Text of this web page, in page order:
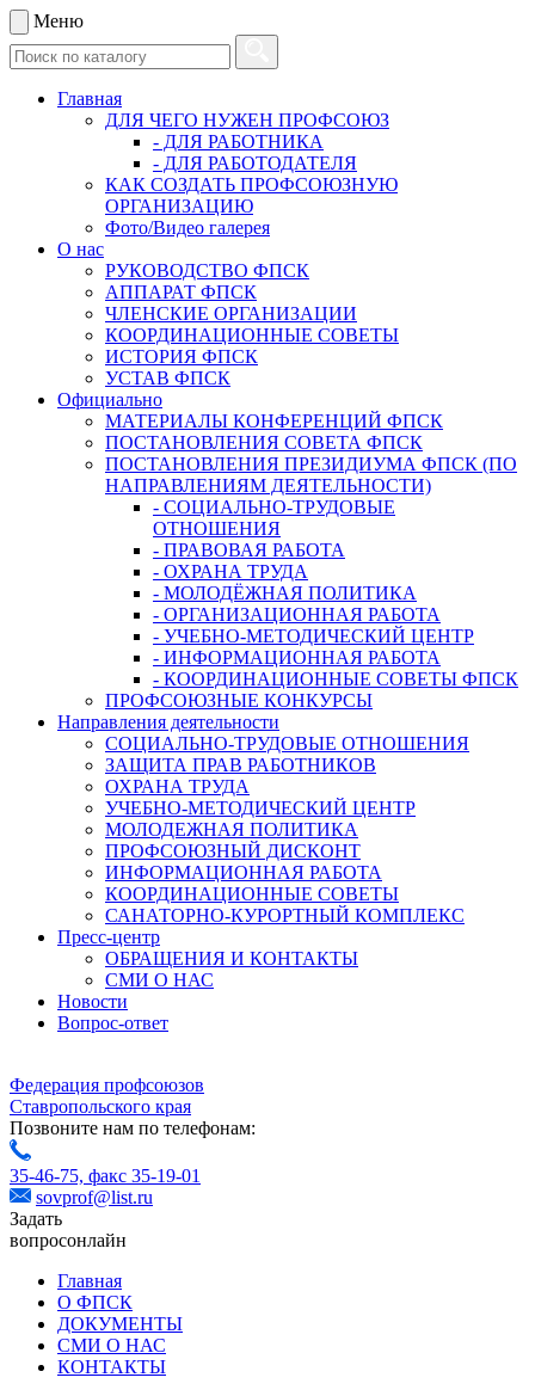
Меню
Главная
ДЛЯ ЧЕГО НУЖЕН ПРОФСОЮЗ
- ДЛЯ РАБОТНИКА
- ДЛЯ РАБОТОДАТЕЛЯ
КАК СОЗДАТЬ ПРОФСОЮЗНУЮ
ОРГАНИЗАЦИЮ
Фото/Видео галерея
О нас
РУКОВОДСТВО ФПСК
АППАРАТ ФПСК
ЧЛЕНСКИЕ ОРГАНИЗАЦИИ
КООРДИНАЦИОННЫЕ СОВЕТЫ
ИСТОРИЯ ФПСК
УСТАВ ФПСК
Официально
МАТЕРИАЛЫ КОНФЕРЕНЦИЙ ФПСК
ПОСТАНОВЛЕНИЯ СОВЕТА ФПСК
ПОСТАНОВЛЕНИЯ ПРЕЗИДИУМА ФПСК (ПО
НАПРАВЛЕНИЯМ ДЕЯТЕЛЬНОСТИ)
- СОЦИАЛЬНО-ТРУДОВЫЕ
ОТНОШЕНИЯ
- ПРАВОВАЯ РАБОТА
- ОХРАНА ТРУДА
- МОЛОДЁЖНАЯ ПОЛИТИКА
- ОРГАНИЗАЦИОННАЯ РАБОТА
- УЧЕБНО-МЕТОДИЧЕСКИЙ ЦЕНТР
- ИНФОРМАЦИОННАЯ РАБОТА
- КООРДИНАЦИОННЫЕ СОВЕТЫ ФПСК
ПРОФСОЮЗНЫЕ КОНКУРСЫ
Направления деятельности
СОЦИАЛЬНО-ТРУДОВЫЕ ОТНОШЕНИЯ
ЗАЩИТА ПРАВ РАБОТНИКОВ
ОХРАНА ТРУДА
УЧЕБНО-МЕТОДИЧЕСКИЙ ЦЕНТР
МОЛОДЕЖНАЯ ПОЛИТИКА
ПРОФСОЮЗНЫЙ ДИСКОНТ
ИНФОРМАЦИОННАЯ РАБОТА
КООРДИНАЦИОННЫЕ СОВЕТЫ
САНАТОРНО-КУРОРТНЫЙ КОМПЛЕКС
Пресс-центр
ОБРАЩЕНИЯ И КОНТАКТЫ
СМИ О НАС
Новости
Вопрос-ответ
Федерация профсоюзов
Ставропольского края
Позвоните нам по телефонам:
35-46-75, факс 35-19-01
sovprof@list.ru
Задать
вопросонлайн
Главная
О ФПСК
ДОКУМЕНТЫ
СМИ О НАС
КОНТАКТЫ